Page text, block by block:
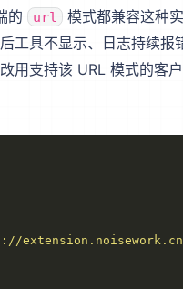
的
url
模式都兼容这种
工具不显示、日志持续
用支持该 URL 模式的客